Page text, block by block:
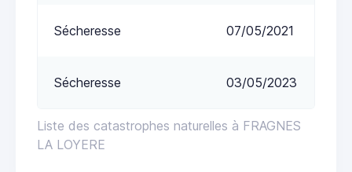
Liste des catastrophes naturelles à FRAGNES
LA LOYERE
Sécheresse 07/05/2021
Sécheresse 03/05/2023